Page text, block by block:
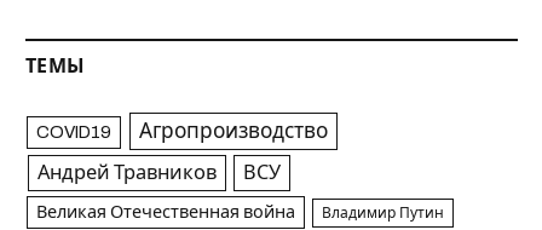
ТЕМЫ
COVID19 Агропроизводство
Андрей Травников ВСУ
Великая Отечественная война Владимир Путин